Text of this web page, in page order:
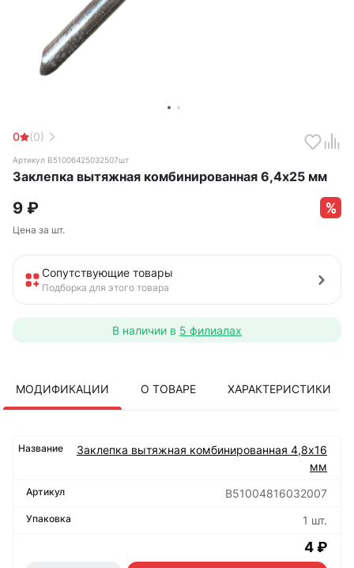
0 (0)
Артикул B51006425032507шт
Заклепка вытяжная комбинированная 6,4х25 мм
9 ₽
Цена за шт.
Сопутствующие товары
Подборка для этого товара
В наличии в 5 филиалах
МОДИФИКАЦИИ О ТОВАРЕ ХАРАКТЕРИСТИКИ
Заклепка вытяжная комбинированная 4,8х16
мм
B51004816032007
1 шт.
4 ₽